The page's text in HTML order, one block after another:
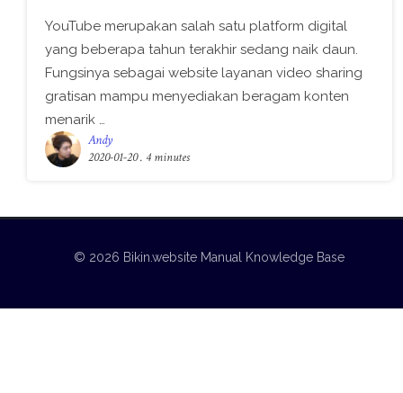
YouTube merupakan salah satu platform digital
yang beberapa tahun terakhir sedang naik daun.
Fungsinya sebagai website layanan video sharing
gratisan mampu menyediakan beragam konten
menarik …
Andy
2020-01-20. 4 minutes
© 2026 Bikin.website Manual Knowledge Base